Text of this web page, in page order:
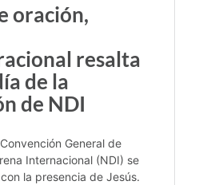
oración,
resalta
de la
de NDI
General de
Internacional (NDI) se
la presencia de Jesús.